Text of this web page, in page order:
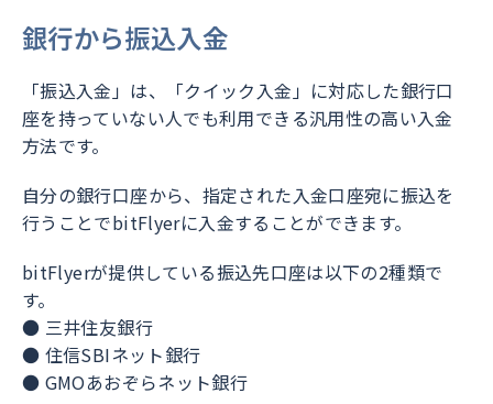
銀行から振込入金
「振込入金」は、「クイック入金」に対応した銀行口
座を持っていない人でも利用できる汎用性の高い入金
方法です。
自分の銀行口座から、指定された入金口座宛に振込を
行うことでbitFlyerに入金することができます。
bitFlyerが提供している振込先口座は以下の2種類で
す。
● 三井住友銀行
● 住信SBIネット銀行
● GMOあおぞらネット銀行